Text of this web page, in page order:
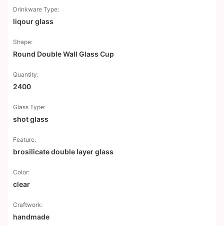
Drinkware Type:
liqour glass
Shape:
Round Double Wall Glass Cup
Quantity:
2400
Glass Type:
shot glass
Feature:
brosilicate double layer glass
Color:
clear
Craftwork:
handmade